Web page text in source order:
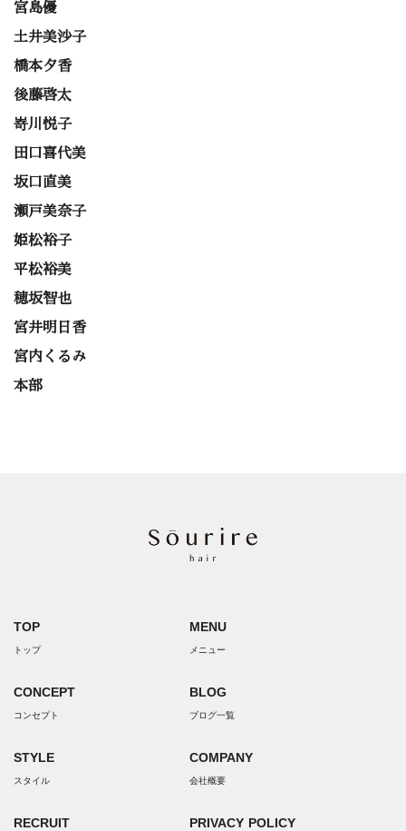
宮島優
土井美沙子
橋本夕香
後藤啓太
嵜川悦子
田口喜代美
坂口直美
瀬戸美奈子
姫松裕子
平松裕美
穂坂智也
宮井明日香
宮内くるみ
本部
TOP
トップ
CONCEPT
コンセプト
STYLE
スタイル
RECRUIT
MENU
メニュー
BLOG
ブログ一覧
COMPANY
会社概要
PRIVACY POLICY